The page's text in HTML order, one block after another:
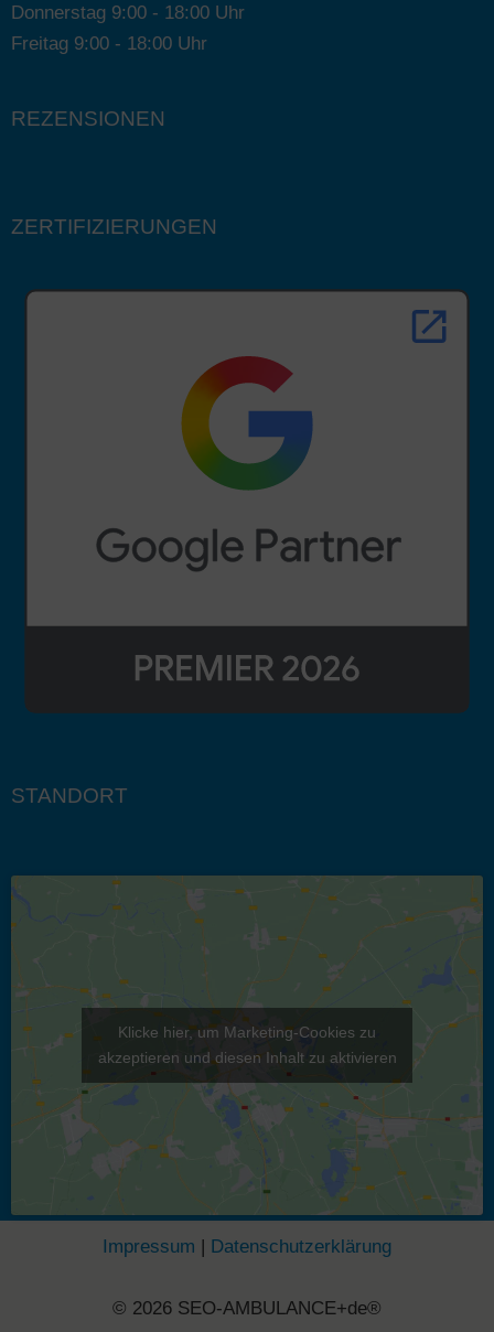
Donnerstag 9:00 - 18:00 Uhr
Freitag 9:00 - 18:00 Uhr
REZENSIONEN
ZERTIFIZIERUNGEN
STANDORT
Klicke hier, um Marketing-Cookies zu
akzeptieren und diesen Inhalt zu aktivieren
Impressum | Datenschutzerklärung
© 2026 SEO-AMBULANCE+de®